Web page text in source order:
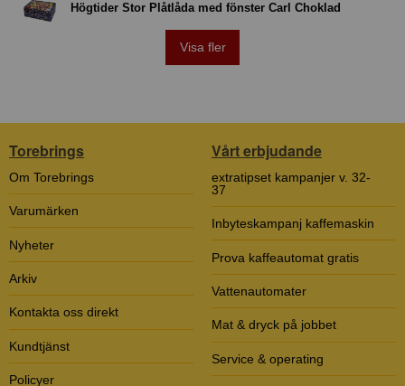
Högtider Stor Plåtlåda med fönster Carl Choklad
Visa fler
Torebrings
Om Torebrings
Varumärken
Nyheter
Arkiv
Kontakta oss direkt
Kundtjänst
Policyer
Vårt erbjudande
extratipset kampanjer v. 32-
37
Inbyteskampanj kaffemaskin
Prova kaffeautomat gratis
Vattenautomater
Mat & dryck på jobbet
Service & operating